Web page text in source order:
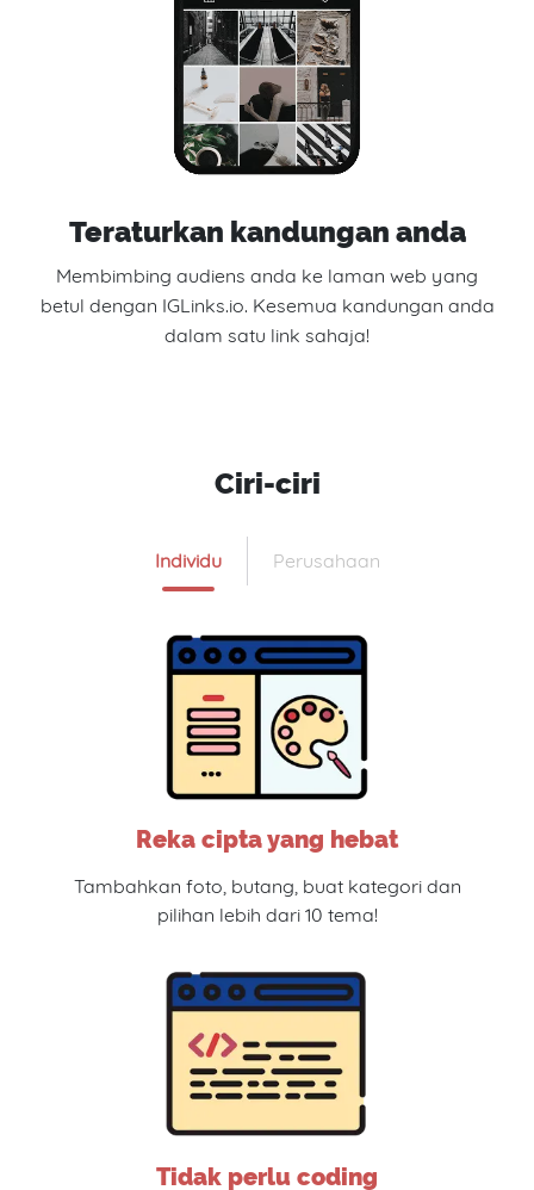
Teraturkan kandungan anda
Membimbing audiens anda ke laman web yang
betul dengan IGLinks.io. Kesemua kandungan anda
dalam satu link sahaja!
Ciri-ciri
Individu Perusahaan
Reka cipta yang hebat
Tambahkan foto, butang, buat kategori dan
pilihan lebih dari 10 tema!
Tidak perlu coding